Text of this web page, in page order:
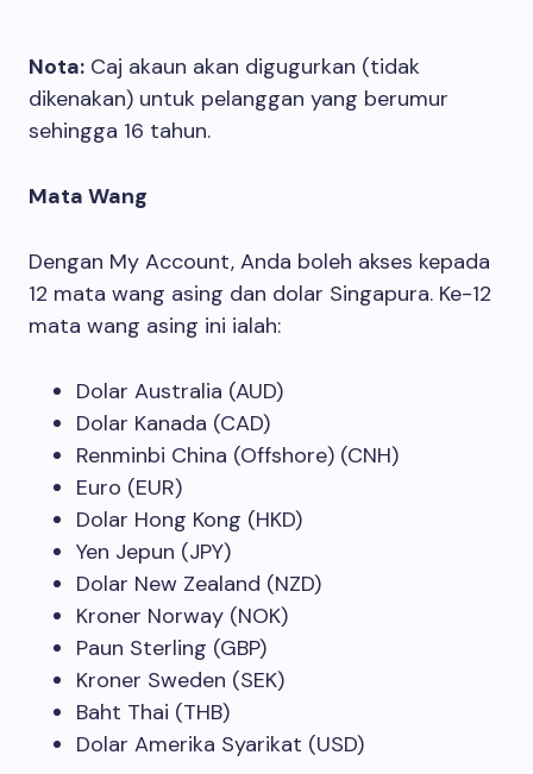
Nota: Caj akaun akan digugurkan (tidak
dikenakan) untuk pelanggan yang berumur
sehingga 16 tahun.
Mata Wang
Dengan My Account, Anda boleh akses kepada
12 mata wang asing dan dolar Singapura. Ke-12
mata wang asing ini ialah:
Dolar Australia (AUD)
Dolar Kanada (CAD)
Renminbi China (Offshore) (CNH)
Euro (EUR)
Dolar Hong Kong (HKD)
Yen Jepun (JPY)
Dolar New Zealand (NZD)
Kroner Norway (NOK)
Paun Sterling (GBP)
Kroner Sweden (SEK)
Baht Thai (THB)
Dolar Amerika Syarikat (USD)